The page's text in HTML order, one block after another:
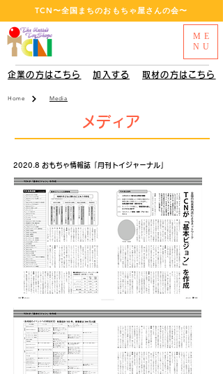
​TCN〜全国まちのおもちゃ屋さんの会〜
企業の方はこちら 加入する 取材の方はこちら
ME
NU
Home Media
​メディア
2020.8 おもちゃ情報誌「月刊トイジャーナル」